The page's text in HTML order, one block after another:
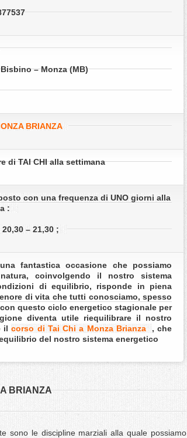
5877537
– Monza (MB)
BRIANZA
di TAI CHI alla settimana
con una frequenza di UNO giorni alla
:
– 21,30 ;
fantastica occasione che possiamo
coinvolgendo il nostro sistema
di equilibrio, risponde in piena
di vita che tutti conosciamo, spesso
questo ciclo energetico stagionale per
diventa utile riequilibrare il nostro
ilcorso di Tai Chi a Monza Brianza
, che
del nostro sistema energetico
BRIANZA
sono le discipline marziali alla quale possiamo